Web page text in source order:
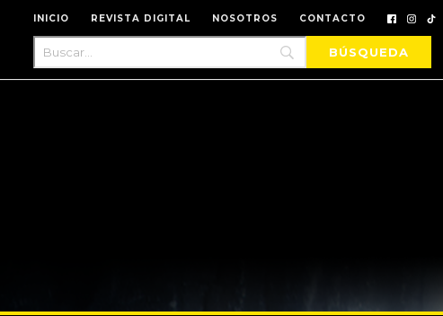
INICIO REVISTA DIGITAL NOSOTROS CONTACTO